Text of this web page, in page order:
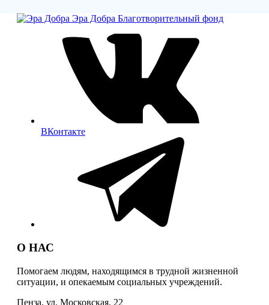
Эра Добра Благотворительный фонд
ВКонтакте
О НАС
Помогаем людям, находящимся в трудной жизненной
ситуации, и опекаемым социальных учреждений.
Пенза, ул. Московская, 22